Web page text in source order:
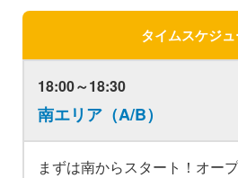
タイムスケジ
18:00～18:30
南エリア（A/B）
まずは南からスタート！オー